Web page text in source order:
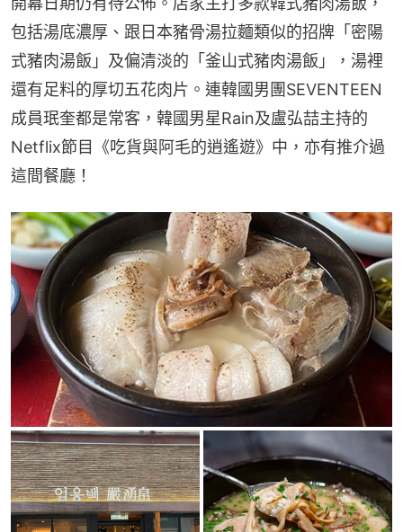
包括湯底濃厚、跟日本豬骨湯拉麵類似的招牌「密陽
式豬肉湯飯」及偏清淡的「釜山式豬肉湯飯」，湯裡
還有足料的厚切五花肉片。連韓國男團SEVENTEEN
成員珉奎都是常客，韓國男星Rain及盧弘喆主持的
Netflix節目《吃貨與阿毛的逍遙遊》中，亦有推介過
這間餐廳！